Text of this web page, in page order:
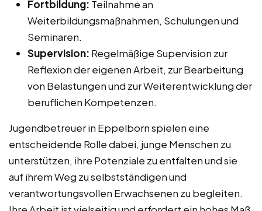
Fortbildung: Teilnahme an
Weiterbildungsmaßnahmen, Schulungen und
Seminaren.
Supervision: Regelmäßige Supervision zur
Reflexion der eigenen Arbeit, zur Bearbeitung
von Belastungen und zur Weiterentwicklung der
beruflichen Kompetenzen.
Jugendbetreuer in Eppelborn spielen eine
entscheidende Rolle dabei, junge Menschen zu
unterstützen, ihre Potenziale zu entfalten und sie
auf ihrem Weg zu selbstständigen und
verantwortungsvollen Erwachsenen zu begleiten.